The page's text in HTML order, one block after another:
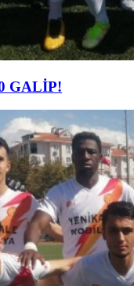
GALİP!